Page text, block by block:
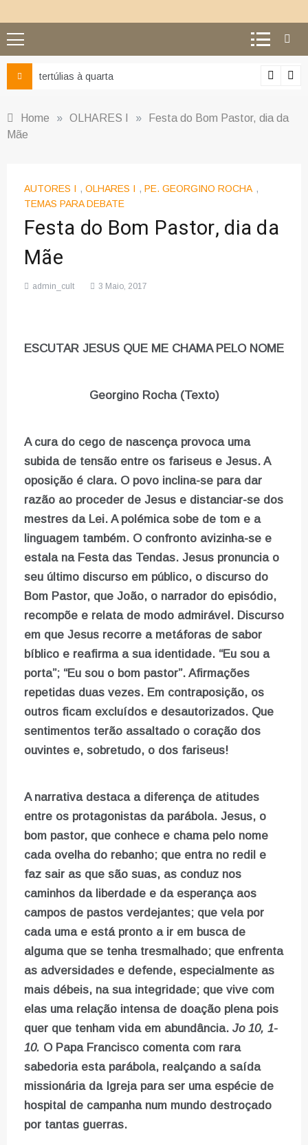
Ciência e religião: como superar o equívoco do conflito
Home » OLHARES I »
Festa do Bom Pastor, dia da
Mãe
AUTORES I , OLHARES I , PE. GEORGINO ROCHA ,
TEMAS PARA DEBATE
Festa do Bom Pastor, dia da
Mãe
admin_cult 3 Maio, 2017
ESCUTAR JESUS QUE ME CHAMA PELO NOME
Georgino Rocha (Texto)
A cura do cego de nascença provoca uma
subida de tensão entre os fariseus e Jesus. A
oposição é clara. O povo inclina-se para dar
razão ao proceder de Jesus e distanciar-se dos
mestres da Lei. A polémica sobe de tom e a
linguagem também. O confronto avizinha-se e
estala na Festa das Tendas. Jesus pronuncia o
seu último discurso em público, o discurso do
Bom Pastor, que João, o narrador do episódio,
recompõe e relata de modo admirável. Discurso
em que Jesus recorre a metáforas de sabor
bíblico e reafirma a sua identidade. “Eu sou a
porta”; “Eu sou o bom pastor”. Afirmações
repetidas duas vezes. Em contraposição, os
outros ficam excluídos e desautorizados. Que
sentimentos terão assaltado o coração dos
ouvintes e, sobretudo, o dos fariseus!
A narrativa destaca a diferença de atitudes
entre os protagonistas da parábola. Jesus, o
bom pastor, que conhece e chama pelo nome
cada ovelha do rebanho; que entra no redil e
faz sair as que são suas, as conduz nos
caminhos da liberdade e da esperança aos
campos de pastos verdejantes; que vela por
cada uma e está pronto a ir em busca de
alguma que se tenha tresmalhado; que enfrenta
as adversidades e defende, especialmente as
mais débeis, na sua integridade; que vive com
elas uma relação intensa de doação plena pois
quer que tenham vida em abundância. Jo 10, 1-
10. O Papa Francisco comenta com rara
sabedoria esta parábola, realçando a saída
missionária da Igreja para ser uma espécie de
hospital de campanha num mundo destroçado
por tantas guerras.